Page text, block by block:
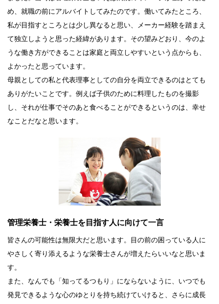
め、就職の前にアルバイトしてみたのです。働いてみたところ、
私が目指すところとは少し異なると思い、メーカー経験を踏まえ
て独立しようと思った経緯があります。その望みどおり、今のよ
うな働き方ができることは家庭と両立しやすいという点からも、
よかったと思っています。
母親としての私と代表理事としての自分を両立できるのはとても
ありがたいことです。例えば子供のために料理したものを撮影
し、それが仕事でそのあと食べることができるというのは、幸せ
なことだなと思います。
管理栄養士・栄養士を目指す人に向けて一言
皆さんの可能性は無限大だと思います。目の前の困っている人に
やさしく寄り添えるような栄養士さんが増えたらいいなと思いま
す。
また、なんでも「知ってるつもり」にならないように、いつでも
発見できるような心のゆとりを持ち続けていけると、さらに成長